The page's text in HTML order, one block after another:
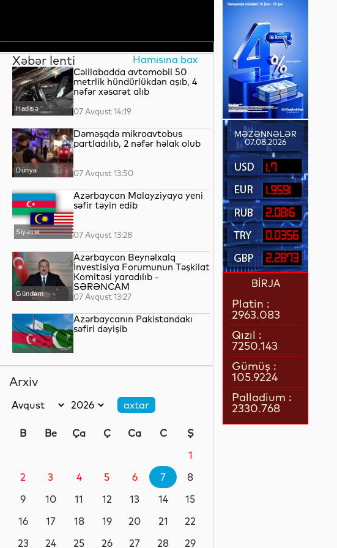
Xəbər lenti Hamısına bax
Hadisə
Cəlilabadda avtomobil 50
metrlik hündürlükdən aşıb, 4
nəfər xəsarət alıb
07 Avqust 14:19
Dünya
Dəməşqdə mikroavtobus
partladılıb, 2 nəfər həlak olub
07 Avqust 13:50
Siyasət
Azərbaycan Malayziyaya yeni
səfir təyin edib
07 Avqust 13:28
Gündəm
Azərbaycan Beynəlxalq
İnvestisiya Forumunun Təşkilat
Komitəsi yaradılıb -
SƏRƏNCAM
07 Avqust 13:27
Siyasət
Azərbaycanın Pakistandakı
səfiri dəyişib
Dünya 07 Avqust 13:25
Siyasət
Azərbaycan Estoniyaya yeni
07 Avqust 13:23
Arxiv
B Be Ça Ç Ca C
Ş
1
2
3 4 5 6 7
8
9
10 11 12 13 14
15
16
17 18 19 20 21
22
23
24 25 26 27 28
29
MƏZƏNNƏLƏR
07.08.2026
1.7
1.9591
2.0816
0.0356
2.2873
BİRJA
Platin :
2963.083
Qızıl :
7250.143
Gümüş :
105.9224
Palladium :
2330.768